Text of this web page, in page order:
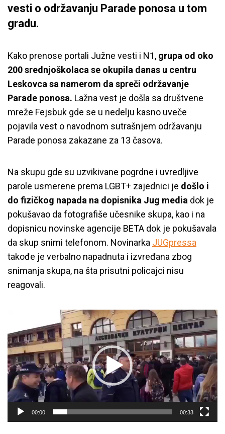
vesti o održavanju Parade ponosa u tom
gradu.
Kako prenose portali Južne vesti i N1, grupa od oko
200 srednjoškolaca se okupila danas u centru
Leskovca sa namerom da spreči održavanje
Parade ponosa. Lažna vest je došla sa društvene
mreže Fejsbuk gde se u nedelju kasno uveče
pojavila vest o navodnom sutrašnjem održavanju
Parade ponosa zakazane za 13 časova.
Na skupu gde su uzvikivane pogrdne i uvredljive
parole usmerene prema LGBT+ zajednici je došlo i
do fizičkog napada na dopisnika Jug media dok je
pokušavao da fotografiše učesnike skupa, kao i na
dopisnicu novinske agencije BETA dok je pokušavala
da skup snimi telefonom. Novinarka JUGpressa
takođe je verbalno napadnuta i izvređana zbog
snimanja skupa, na šta prisutni policajci nisu
reagovali.
00:00 00:33